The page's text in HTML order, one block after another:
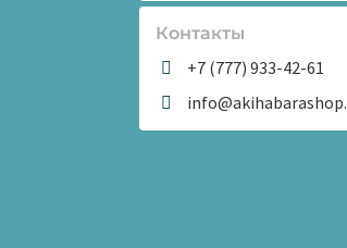
Контакты
+7 (777) 933-42-61